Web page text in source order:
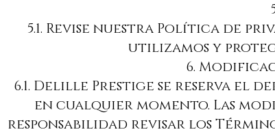
5.1. Revise nuestra Política de
utilizamos y
6.
6.1. Delille Prestige se reserva el
en cualquier momento. Las
responsabilidad revisar los